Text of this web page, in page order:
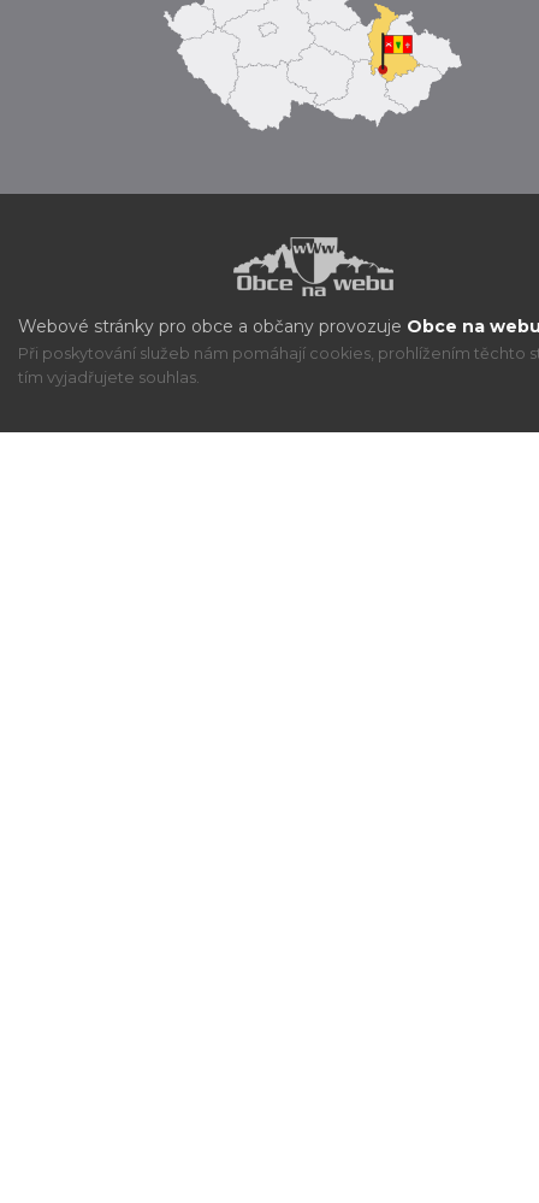
Webové stránky pro obce a občany provozuje Obce na
Při poskytování služeb nám pomáhají cookies, prohlížením těchto
tím vyjadřujete souhlas.